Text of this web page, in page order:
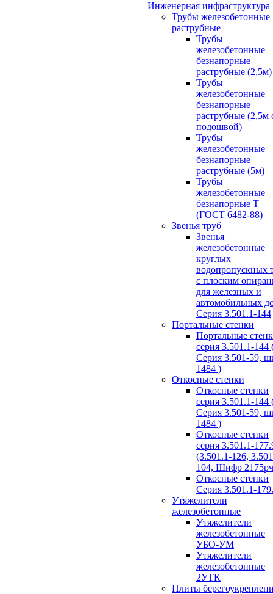
Инженерная инфраструктура
Трубы железобетонные
раструбные
Трубы
железобетонные
безнапорные
раструбные (2,5м)
Трубы
железобетонные
безнапорные
раструбные (2,5м
подошвой)
Трубы
железобетонные
безнапорные
раструбные (5м)
Трубы
железобетонные
безнапорные Т
(ГОСТ 6482-88)
Звенья труб
Звенья
железобетонные
круглых
водопропускных
с плоским
для железных и
автомобильных
Серия 3.501.1-144
Портальные стенки
Портальные
серия 3.501.1-144
Серия 3.501-59,
1484 )
Откосные стенки
Откосные стенки
серия 3.501.1-144
Серия 3.501-59,
1484 )
Откосные стенки
серия 3.501.1-
(3.501.1-126,
104, Шифр
Откосные стенки
Серия 3.501.1-
Утяжелители
железобетонные
Утяжелители
железобетонные
УБО-УМ
Утяжелители
железобетонные
2УТК
Плиты